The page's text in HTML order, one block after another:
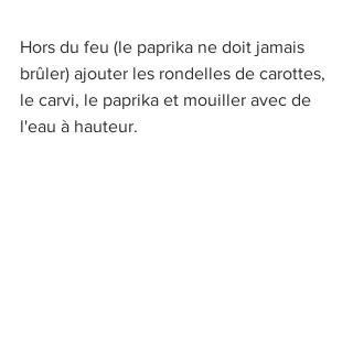
Hors du feu (le paprika ne doit jamais
brûler) ajouter les rondelles de carottes,
le carvi, le paprika et mouiller avec de
l'eau à hauteur.